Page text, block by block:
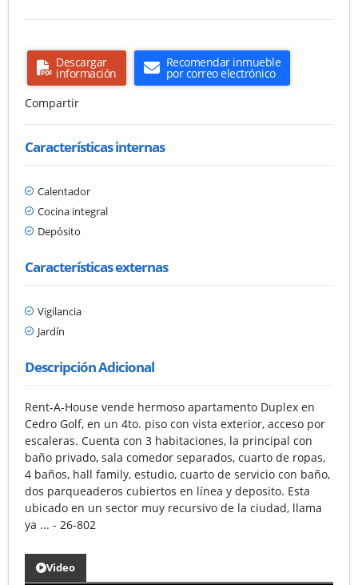
Descargar
información
Recomendar inmueble
por correo electrónico
Compartir
Características internas
Calentador
Cocina integral
Depósito
Características externas
Vigilancia
Jardín
Descripción Adicional
Rent-A-House vende hermoso apartamento Duplex en
Cedro Golf, en un 4to. piso con vista exterior, acceso por
escaleras. Cuenta con 3 habitaciones, la principal con
baño privado, sala comedor separados, cuarto de ropas,
4 baños, hall family, estudio, cuarto de servicio con baño,
dos parqueaderos cubiertos en línea y deposito. Esta
ubicado en un sector muy recursivo de la ciudad, llama
ya ... - 26-802
Video